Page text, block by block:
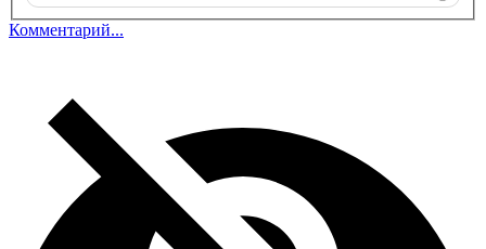
Комментарий...